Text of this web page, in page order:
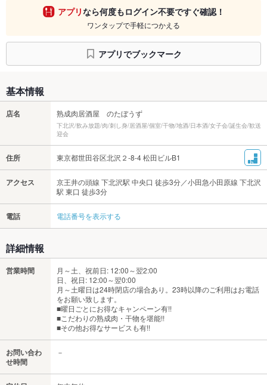
アプリなら何度もログイン不要ですぐ確認！
ワンタップで手軽につかえる
アプリでブックマーク
基本情報
店名 熟成肉居酒屋 のたぼうず
下北沢/飲み放題/肉/刺し身/居酒屋/個室/干物/地酒/日本酒/女子会/誕生会/歓送
迎会
住所 東京都世田谷区北沢２-8-4 松田ビルB1
アクセス
京王井の頭線 下北沢駅 中央口 徒歩3分／小田急小田原線 下北沢
駅 東口 徒歩3分
電話 電話番号を表示する
詳細情報
営業時間
月～土、祝前日: 12:00～翌2:00
日、祝日: 12:00～翌0:00
月～土曜日は24時閉店の場合あり。23時以降のご利用はお電話
をお願い致します。
■曜日ごとにお得なキャンペーン有!!
■こだわりの熟成肉・干物を堪能!!
■その他お得なサービスも有!!
お問い合わ
せ時間
－